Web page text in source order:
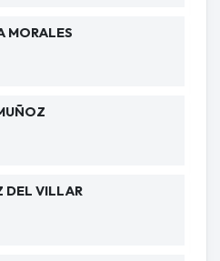
MORALES
DEL VILLAR